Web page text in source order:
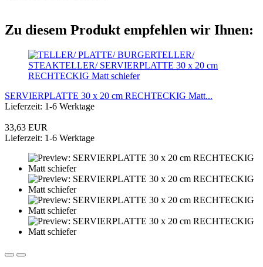
Zu diesem Produkt empfehlen wir Ihnen:
SERVIERPLATTE 30 x 20 cm RECHTECKIG Matt...
Lieferzeit: 1-6 Werktage
33,63 EUR
Lieferzeit: 1-6 Werktage